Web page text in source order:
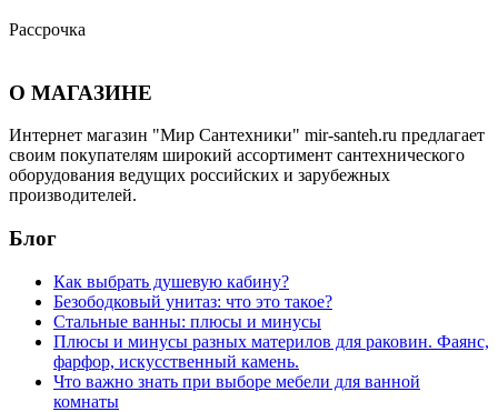
Рассрочка
О МАГАЗИНЕ
Интернет магазин "Мир Сантехники" mir-santeh.ru предлагает
своим покупателям широкий ассортимент сантехнического
оборудования ведущих российских и зарубежных
производителей.
Блог
Как выбрать душевую кабину?
Безободковый унитаз: что это такое?
Стальные ванны: плюсы и минусы
Плюсы и минусы разных материлов для раковин. Фаянс,
фарфор, искусственный камень.
Что важно знать при выборе мебели для ванной
комнаты